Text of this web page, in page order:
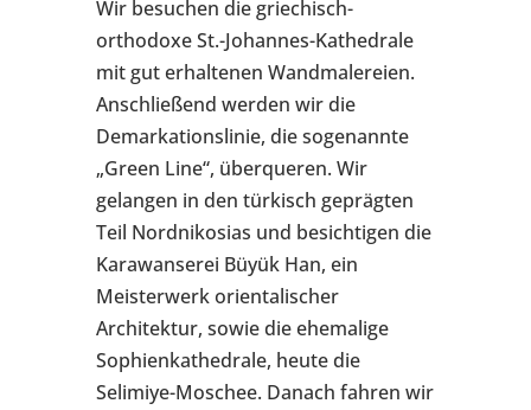
Wir besuchen die griechisch-
orthodoxe St.-Johannes-Kathedrale
mit gut erhaltenen Wandmalereien.
Anschließend werden wir die
Demarkationslinie, die sogenannte
„Green Line“, überqueren. Wir
gelangen in den türkisch geprägten
Teil Nordnikosias und besichtigen die
Karawanserei Büyük Han, ein
Meisterwerk orientalischer
Architektur, sowie die ehemalige
Sophienkathedrale, heute die
Selimiye-Moschee. Danach fahren wir